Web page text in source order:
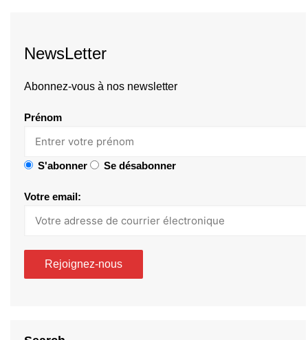
NewsLetter
Abonnez-vous à nos newsletter
Prénom
S'abonner Se désabonner
Votre email: